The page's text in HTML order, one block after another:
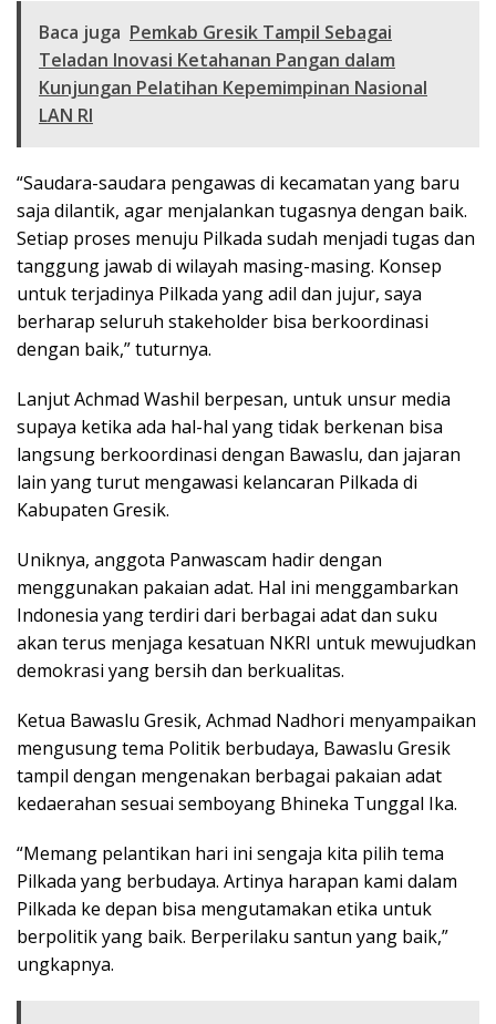
Baca juga Pemkab Gresik Tampil Sebagai
Teladan Inovasi Ketahanan Pangan dalam
Kunjungan Pelatihan Kepemimpinan Nasional
LAN RI
“Saudara-saudara pengawas di kecamatan yang baru
saja dilantik, agar menjalankan tugasnya dengan baik.
Setiap proses menuju Pilkada sudah menjadi tugas dan
tanggung jawab di wilayah masing-masing. Konsep
untuk terjadinya Pilkada yang adil dan jujur, saya
berharap seluruh stakeholder bisa berkoordinasi
dengan baik,” tuturnya.
Lanjut Achmad Washil berpesan, untuk unsur media
supaya ketika ada hal-hal yang tidak berkenan bisa
langsung berkoordinasi dengan Bawaslu, dan jajaran
lain yang turut mengawasi kelancaran Pilkada di
Kabupaten Gresik.
Uniknya, anggota Panwascam hadir dengan
menggunakan pakaian adat. Hal ini menggambarkan
Indonesia yang terdiri dari berbagai adat dan suku
akan terus menjaga kesatuan NKRI untuk mewujudkan
demokrasi yang bersih dan berkualitas.
Ketua Bawaslu Gresik, Achmad Nadhori menyampaikan
mengusung tema Politik berbudaya, Bawaslu Gresik
tampil dengan mengenakan berbagai pakaian adat
kedaerahan sesuai semboyang Bhineka Tunggal Ika.
“Memang pelantikan hari ini sengaja kita pilih tema
Pilkada yang berbudaya. Artinya harapan kami dalam
Pilkada ke depan bisa mengutamakan etika untuk
berpolitik yang baik. Berperilaku santun yang baik,”
ungkapnya.